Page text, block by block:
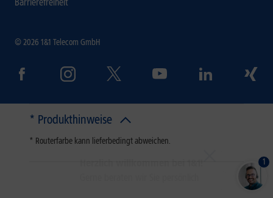
1
© 2026 1&1 Telecom GmbH